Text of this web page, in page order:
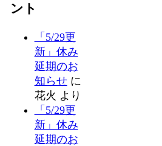
ント
「5/29更
新」休み
延期のお
知らせに
花火 より
「5/29更
新」休み
延期のお